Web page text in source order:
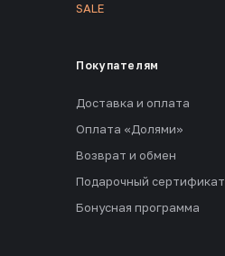
SALE
Покупателям
Доставка и оплата
Оплата «Долями»
Возврат и обмен
Подарочный сертификат
Бонусная программа